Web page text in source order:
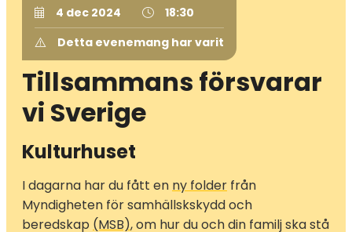
4 dec 2024
18:30
Detta evenemang har varit
Tillsammans försvarar
vi Sverige
Kulturhuset
I dagarna har du fått en ny folder från
Myndigheten för samhällskskydd och
beredskap (MSB), om hur du och din familj ska stå